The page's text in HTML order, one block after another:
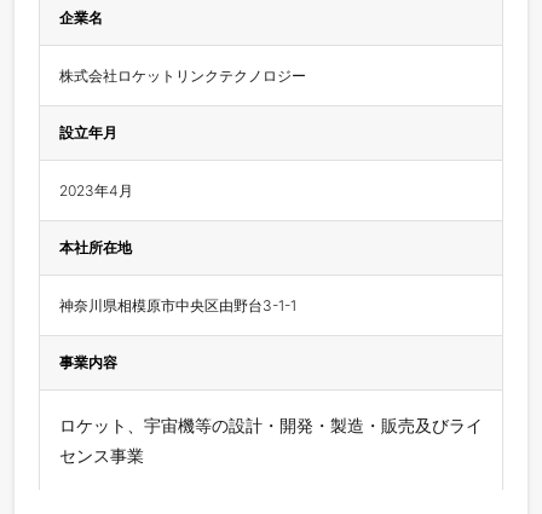
企業名
株式会社ロケットリンクテクノロジー
設立年月
2023年4月
本社所在地
神奈川県相模原市中央区由野台3-1-1
事業内容
ロケット、宇宙機等の設計・開発・製造・販売及びライ
センス事業